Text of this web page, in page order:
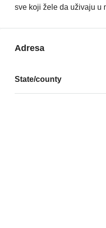
sve koji žele da uživaju u
Adresa
State/county